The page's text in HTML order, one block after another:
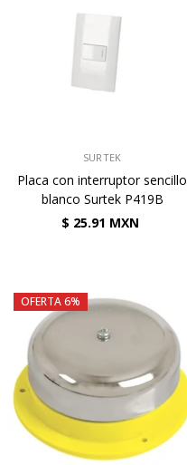
SURTEK
Placa con interruptor sencillo
blanco Surtek P419B
$ 25.91 MXN
OFERTA 6%